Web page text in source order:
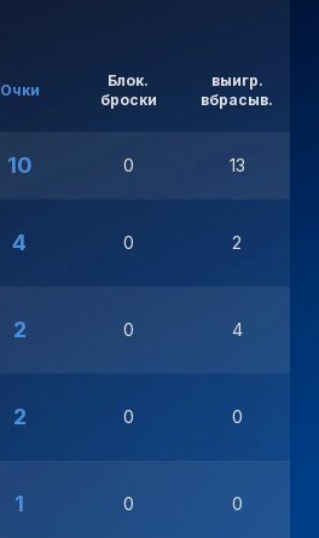
Очки
Блок.
броски
выигр.
вбрасыв.
10 0 13
4 0 2
2 0 4
2 0 0
1 0 0